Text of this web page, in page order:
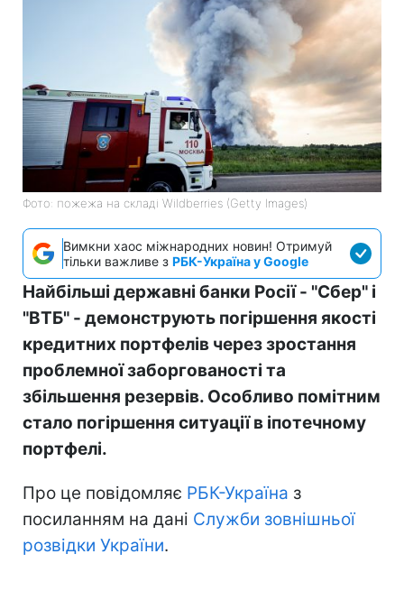
Фото: пожежа на складі Wildberries (Getty Images)
Вимкни хаос міжнародних новин! Отримуй
тільки важливе з РБК-Україна у Google
Найбільші державні банки Росії - "Сбер" і
"ВТБ" - демонструють погіршення якості
кредитних портфелів через зростання
проблемної заборгованості та
збільшення резервів. Особливо помітним
стало погіршення ситуації в іпотечному
портфелі.
Про це повідомляє РБК-Україна з
посиланням на дані Служби зовнішньої
розвідки України.